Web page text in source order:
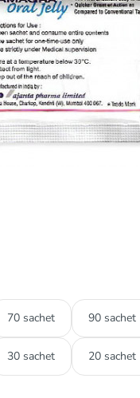
70 sachet 90 sachet
30 sachet 20 sachet